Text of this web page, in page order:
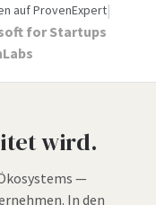
auf ProvenExpert|
for Startups
wird.
—
In den